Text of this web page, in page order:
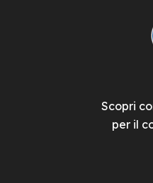
Scopri
per il